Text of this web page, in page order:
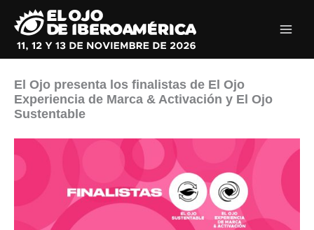
contenido
El Ojo presenta los finalistas de El Ojo
Experiencia de Marca & Activación y El Ojo
Sustentable